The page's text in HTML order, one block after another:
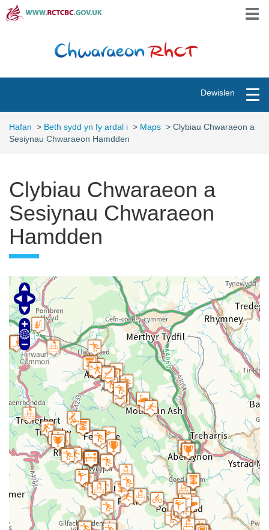
to
Toggle
Dewislen
Hafan > Beth sydd yn fy ardal i > Maps > Clybiau Chwaraeon a
Sesiynau Chwaraeon Hamdden
Clybiau Chwaraeon a
Sesiynau Chwaraeon
Hamdden